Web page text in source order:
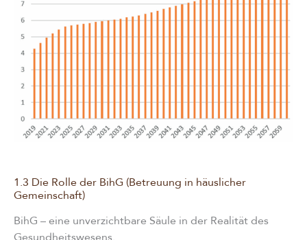
1.3 Die Rolle der BihG (Betreuung in häuslicher
Gemeinschaft)
BihG – eine unverzichtbare Säule in der Realität des
Gesundheitswesens.